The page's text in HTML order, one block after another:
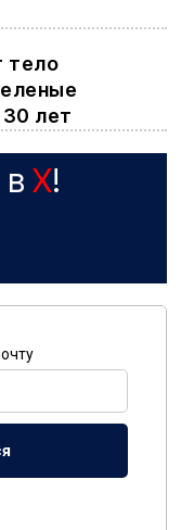
тело
лет
X!